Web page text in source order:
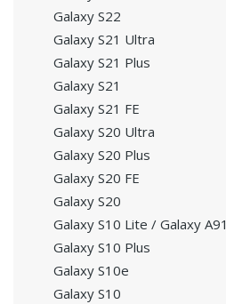
Galaxy S22
Galaxy S21 Ultra
Galaxy S21 Plus
Galaxy S21
Galaxy S21 FE
Galaxy S20 Ultra
Galaxy S20 Plus
Galaxy S20 FE
Galaxy S20
Galaxy S10 Lite / Galaxy A91
Galaxy S10 Plus
Galaxy S10e
Galaxy S10